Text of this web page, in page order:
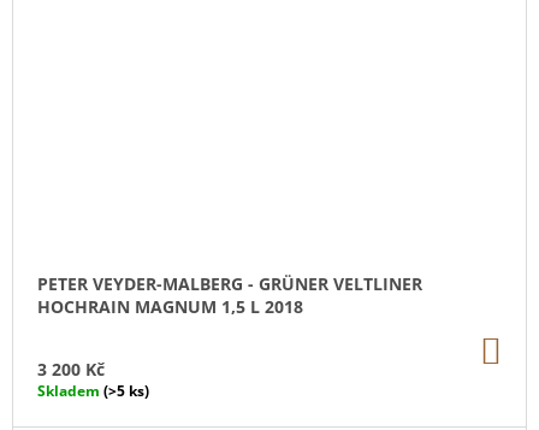
PETER VEYDER-MALBERG - GRÜNER VELTLINER
HOCHRAIN MAGNUM 1,5 L 2018
3 200 Kč
Skladem (>5 ks)